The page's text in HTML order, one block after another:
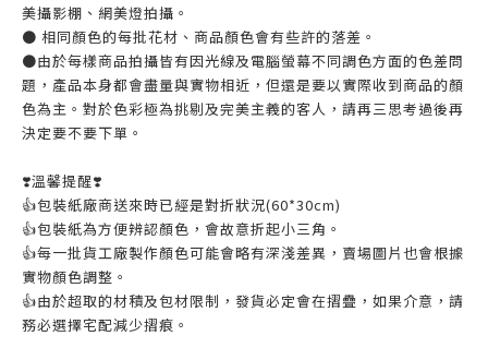
美攝影棚、網美燈拍攝。
● 相同顏色的每批花材、商品顏色會有些許的落差。
●由於每樣商品拍攝皆有因光線及電腦螢幕不同調色方面的色差問
題，產品本身都會盡量與實物相近，但還是要以實際收到商品的顏
色為主。對於色彩極為挑剔及完美主義的客人，請再三思考過後再
決定要不要下單。
❣️溫馨提醒❣️
👍️包裝紙廠商送來時已經是對折狀況(60*30cm)
👍️包裝紙為方便辨認顏色，會故意折起小三角。
👍️每一批貨工廠製作顏色可能會略有深淺差異，賣場圖片也會根據
實物顏色調整。
👍️由於超取的材積及包材限制，發貨必定會在摺疊，如果介意，請
務必選擇宅配減少摺痕。